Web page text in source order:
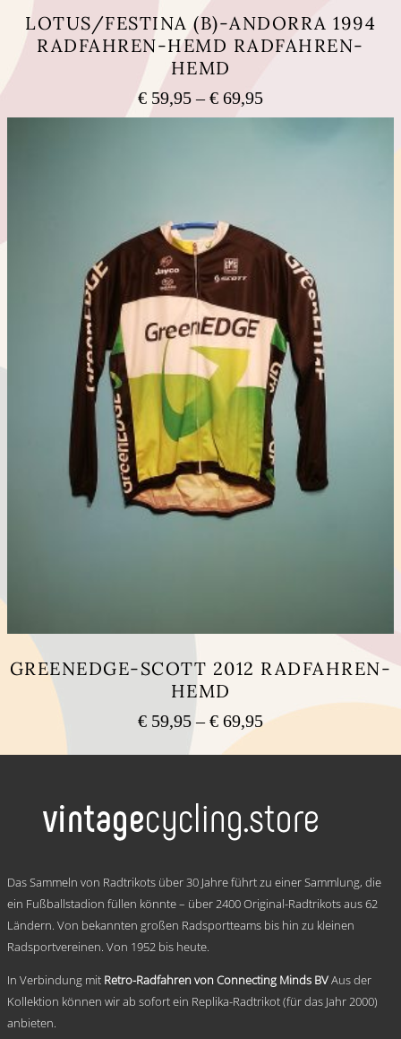
LOTUS/FESTINA (B)-ANDORRA 1994
RADFAHREN-HEMD RADFAHREN-
HEMD
€ 59,95 –€ 69,95Preisspanne:
€ 59,95
Die
Optionen
können
der
Produktseite
gewählt
werden
GREENEDGE-SCOTT 2012 RADFAHREN-
HEMD
€ 59,95 –€ 69,95Preisspanne:
bis
Dieses
Varianten
können
auf
der
Produktseite
Das Sammeln von Radtrikots über 30 Jahre führt zu einer Sammlung, die
ein Fußballstadion füllen könnte – über 2400 Original-Radtrikots aus 62
Ländern. Von bekannten großen Radsportteams bis hin zu kleinen
Radsportvereinen. Von 1952 bis heute.
In Verbindung mit Retro-Radfahren von Connecting Minds BVAus der
Kollektion können wir ab sofort ein Replika-Radtrikot (für das Jahr 2000)
anbieten.